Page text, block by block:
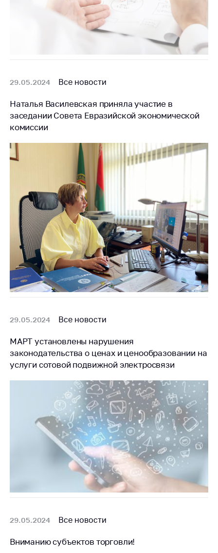
технику
Решение Комиссии
антимонопольного
Предостережения и
предупреждения
обсуждение
Маркировка
Упрощение условий
ведения бизнеса
Рекомендации по
предотвращению
распространения
COVID-19 для
субъектов торговли,
общественного
питания, бытового
Обучение по
антимонопольного
регулирования и
конкурентной
политики
29.05.2024 Все новости
Наталья Василевская приняла участие в
заседании Совета Евразийской экономической
комиссии
29.05.2024 Все новости
МАРТ установлены нарушения
законодательства о ценах и ценообразовании на
услуги сотовой подвижной электросвязи
29.05.2024 Все новости
Вниманию субъектов торговли!